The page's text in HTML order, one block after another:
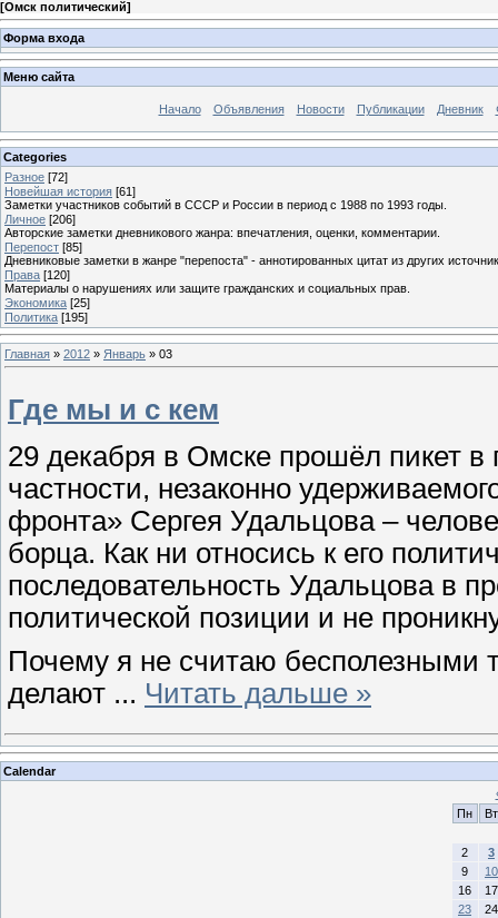
[Омск политический]
Форма входа
Меню сайта
Начало Объявления Новости Публикации Дневник
Categories
Разное [72]
Новейшая история [61]
Заметки участников событий в СССР и России в период с 1988 по 1993 годы.
Личное [206]
Авторские заметки дневникового жанра: впечатления, оценки, комментарии.
Перепост [85]
Дневниковые заметки в жанре "перепоста" - аннотированных цитат из других
Права [120]
Материалы о нарушениях или защите гражданских и социальных прав.
Экономика [25]
Политика [195]
Главная » 2012 » Январь » 03
Где мы и с кем
29 декабря в Омске прошёл пикет
частности, незаконно
фронта» Сергея Удальцова –
борца. Как ни относись к его
последовательность Удальцова в
политической позиции и не
Почему я не считаю бесполезными
делают ... Читать дальше »
Calendar
Пн
Вт
2
3
9
10
16
17
23
24